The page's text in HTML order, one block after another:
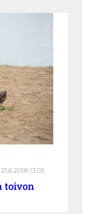
21.6.2018 13:05
toivon